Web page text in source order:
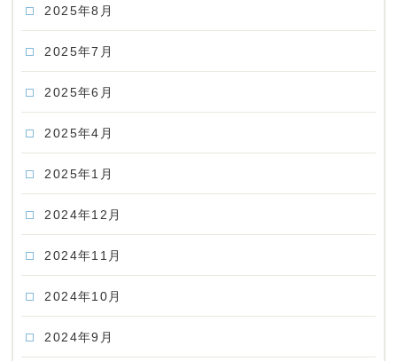
2025年8月
2025年7月
2025年6月
2025年4月
2025年1月
2024年12月
2024年11月
2024年10月
2024年9月